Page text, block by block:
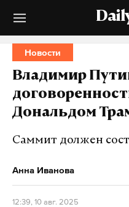
Новости
Владимир
Дональдом
Саммит должен
Анна Иванова
12:39, 10 авг. 2025